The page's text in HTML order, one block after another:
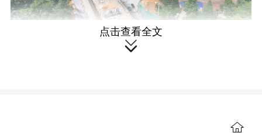
354国道项目 浏阳日报摄
通主干道延伸线，这条公路不仅是工程
点击查看全文
